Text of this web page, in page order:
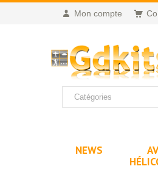
Mon compte
NEWS